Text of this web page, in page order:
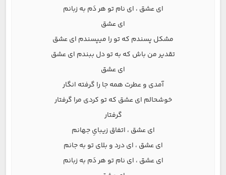
ای عشق ، ای نام تو هر دَم به زبانم
ای عشق
مشکل پسندم که تو را میپسندم ای عشق
تقدیر من باش که به تو دل ببندم ای عشق
ای عشق
آمدی و عطرت همه جا را گرفته انگار
خوشحالم ای عشق که تو کردی مرا گرفتار
گرفتار
ای عشق ، اتفاق زیبایِ جهانم
ای عشق ، ای درد و بلای تو به جانم
ای عشق ، ای نام تو هر دَم به زبانم